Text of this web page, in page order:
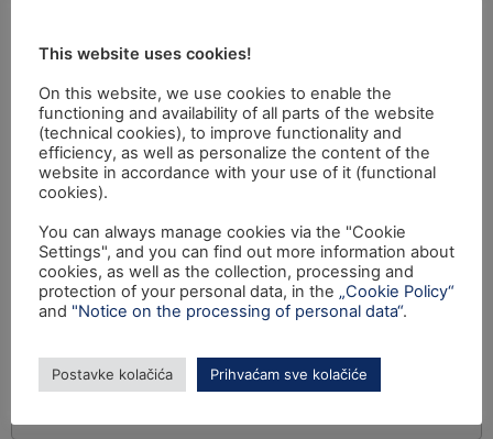
This website uses cookies!
On this website, we use cookies to enable the
functioning and availability of all parts of the website
(technical cookies), to improve functionality and
efficiency, as well as personalize the content of the
website in accordance with your use of it (functional
cookies).
You can always manage cookies via the "Cookie
Settings", and you can find out more information about
cookies, as well as the collection, processing and
protection of your personal data, in the „Cookie Policy“
and "Notice on the processing of personal data“.
Postavke kolačića Prihvaćam sve kolačiće